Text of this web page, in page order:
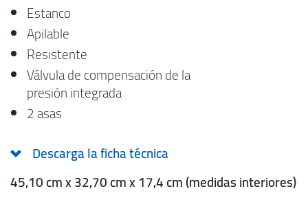
Estanco
Apilable
Resistente
Válvula de compensación de la
presión integrada
2 asas
Descarga la ficha técnica
45,10 cm x 32,70 cm x 17,4 cm (medidas interiores)